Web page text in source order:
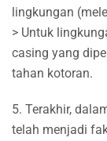
lingkungan
> Untuk
casing yang
tahan kotoran.
5. Terakhir,
telah menjadi